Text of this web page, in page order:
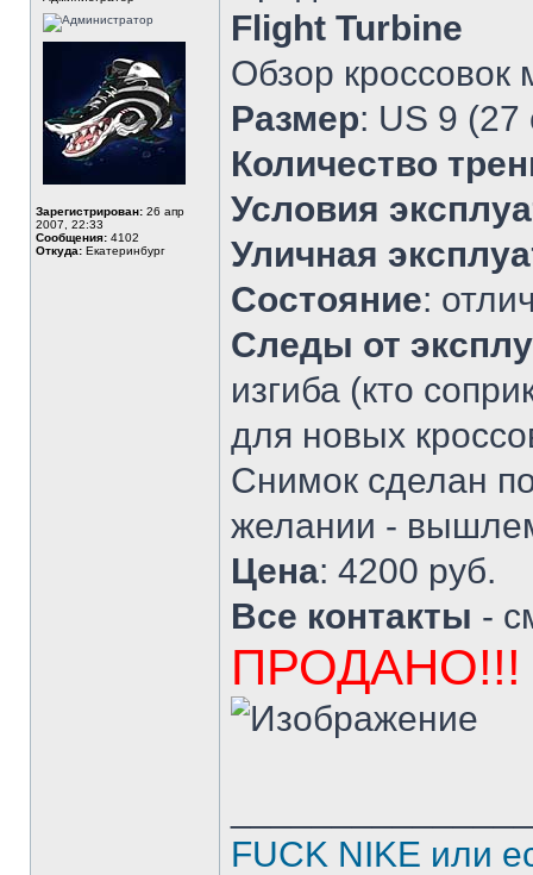
Зарегистрирован: 26 апр
2007, 22:33
Сообщения: 4102
Откуда: Екатеринбург
Flight Turbine
Обзор
Размер: US 9 (27
Количество
Условия
Уличная
Состояние:
Следы от
изгиба (кто
для новых
Снимок сделан
желании -
Цена: 4200 руб.
Все контакты -
ПРОДАНО!!!
FUCK NIKE или